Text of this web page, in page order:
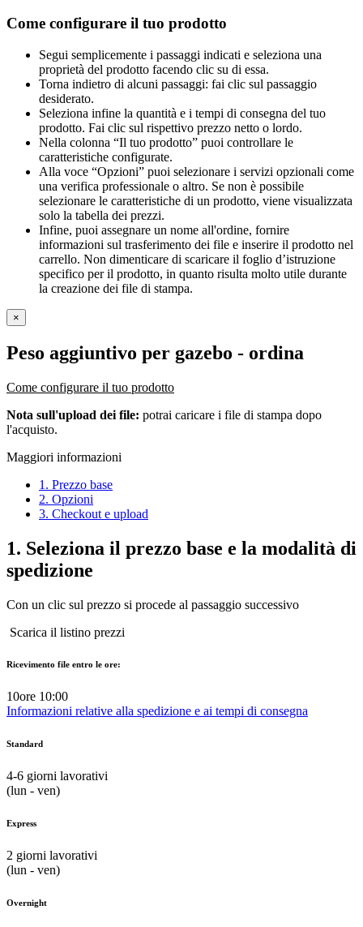
Come configurare il tuo prodotto
Segui semplicemente i passaggi indicati e seleziona una
proprietà del prodotto facendo clic su di essa.
Torna indietro di alcuni passaggi: fai clic sul passaggio
desiderato.
Seleziona infine la quantità e i tempi di consegna del tuo
prodotto. Fai clic sul rispettivo prezzo netto o lordo.
Nella colonna “Il tuo prodotto” puoi controllare le
caratteristiche configurate.
Alla voce “Opzioni” puoi selezionare i servizi opzionali come
una verifica professionale o altro. Se non è possibile
selezionare le caratteristiche di un prodotto, viene visualizzata
solo la tabella dei prezzi.
Infine, puoi assegnare un nome all'ordine, fornire
informazioni sul trasferimento dei file e inserire il prodotto nel
carrello. Non dimenticare di scaricare il foglio d’istruzione
specifico per il prodotto, in quanto risulta molto utile durante
la creazione dei file di stampa.
×
Peso aggiuntivo per gazebo - ordina
Come configurare il tuo prodotto
Nota sull'upload dei file: potrai caricare i file di stampa dopo
l'acquisto.
Maggiori informazioni
1. Prezzo base
2. Opzioni
3. Checkout e upload
1. Seleziona il prezzo base e la modalità di
spedizione
Con un clic sul prezzo si procede al passaggio successivo
Scarica il listino prezzi
Ricevimento file entro le ore:
10ore 10:00
Informazioni relative alla spedizione e ai tempi di consegna
Standard
4-6 giorni lavorativi
(lun - ven)
Express
2 giorni lavorativi
(lun - ven)
Overnight